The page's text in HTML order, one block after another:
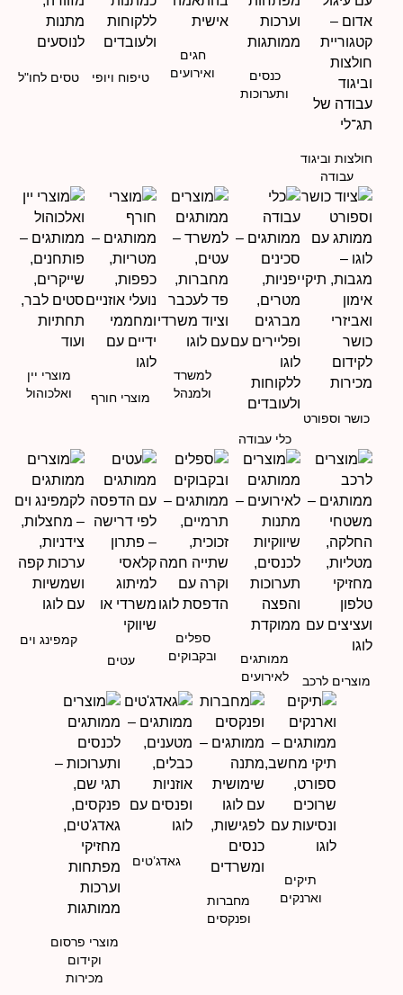
חולצות וביגוד
עבודה
כנסים
ותערוכות
חגים
ואירועים
טיפוח ויופי טסים לחו"ל
כושר וספורט
כלי עבודה
למשרד
ולמנהל
מוצרי חורף
מוצרי יין
ואלכוהול
מוצרים לרכב
ממותגים
לאירועים
ספלים
ובקבוקים
עטים
קמפינג וים
תיקים
וארנקים
מחברות
ופנקסים
גאדג’טים
מוצרי פרסום
וקידום
מכירות